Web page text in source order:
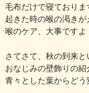
毛布だけで寝ておりま
起きた時の喉の渇きが
喉のケア、大事ですよ
さてさて、秋の到来と
おなじみの壁飾りの紹
青々とした葉からど